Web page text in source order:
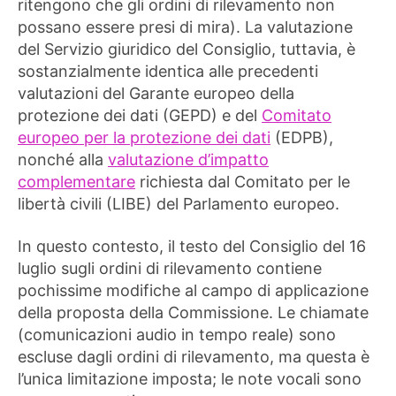
ritengono che gli ordini di rilevamento non
possano essere presi di mira). La valutazione
del Servizio giuridico del Consiglio, tuttavia, è
sostanzialmente identica alle precedenti
valutazioni del Garante europeo della
protezione dei dati (GEPD) e del Comitato
europeo per la protezione dei dati (EDPB),
nonché alla valutazione d’impatto
complementare richiesta dal Comitato per le
libertà civili (LIBE) del Parlamento europeo.
In questo contesto, il testo del Consiglio del 16
luglio sugli ordini di rilevamento contiene
pochissime modifiche al campo di applicazione
della proposta della Commissione. Le chiamate
(comunicazioni audio in tempo reale) sono
escluse dagli ordini di rilevamento, ma questa è
l’unica limitazione imposta; le note vocali sono